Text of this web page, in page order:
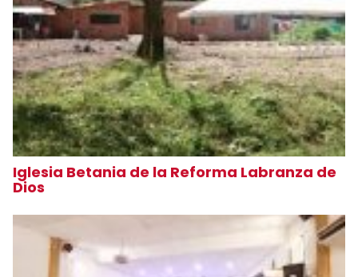
Iglesia Betania de la Reforma Labranza de
Dios